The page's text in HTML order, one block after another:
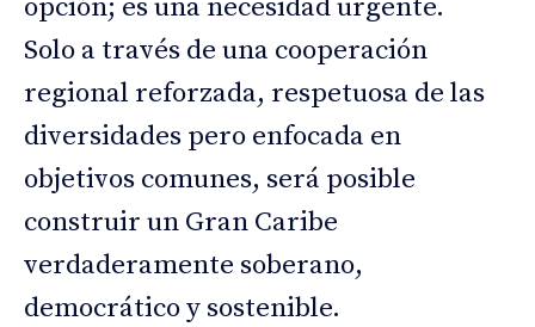
opción; es una necesidad urgente.
Solo a través de una cooperación
regional reforzada, respetuosa de las
diversidades pero enfocada en
objetivos comunes, será posible
construir un Gran Caribe
verdaderamente soberano,
democrático y sostenible.